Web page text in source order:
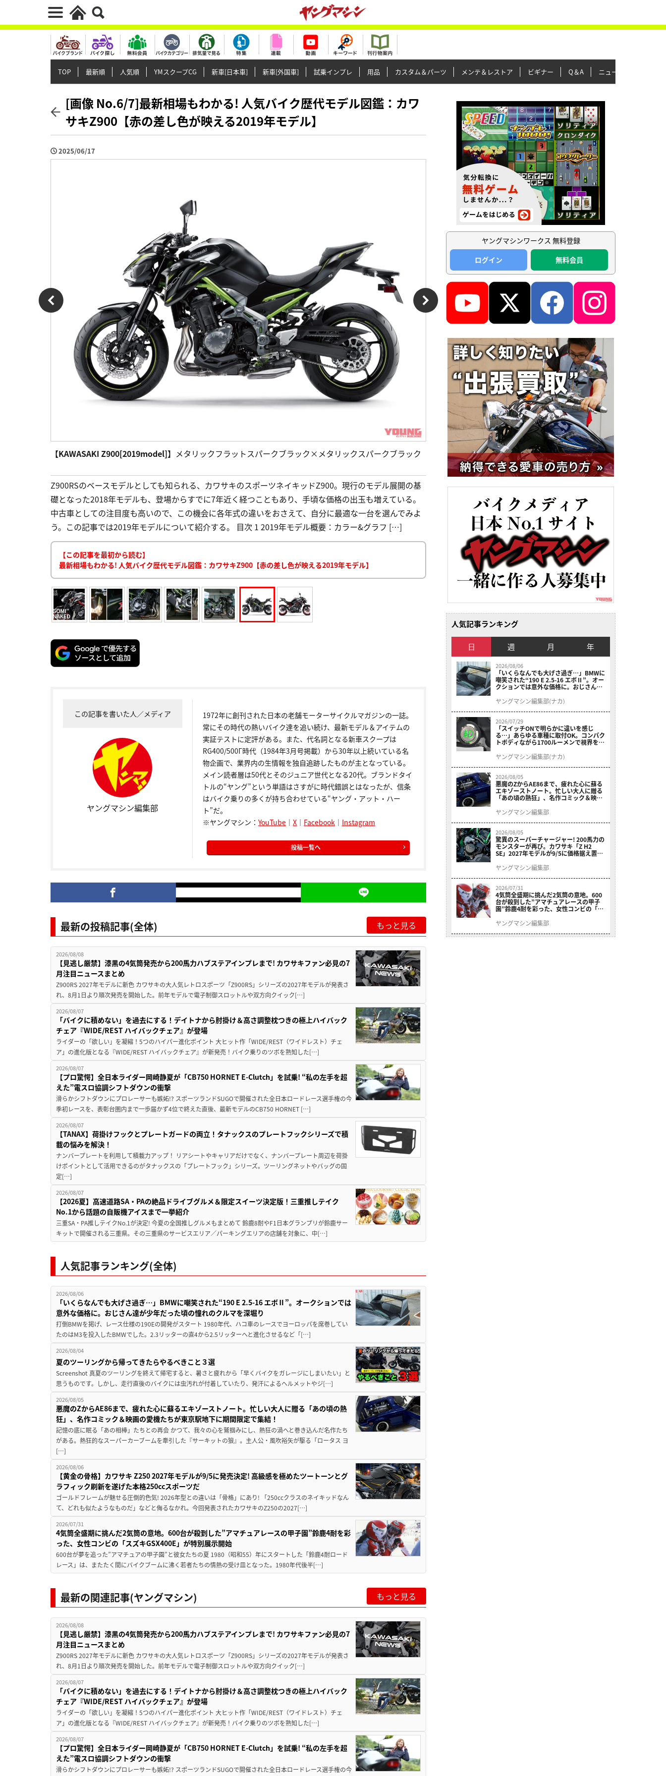
TOP 最新順 人気順 YMスクープCG 新車[日本車] 新車[外国車] 試乗インプレ 用品 カスタム＆パーツ メンテ＆レストア ビギナー Q＆A ニュース＆トピックス
[画像 No.6/7]最新相場もわかる! 人気バイク歴代モデル図鑑：カワ
サキZ900【赤の差し色が映える2019年モデル】
2025/06/17
【KAWASAKI Z900[2019model]】 メタリックフラットスパークブラック×メタリックスパークブラック
Z900RSのベースモデルとしても知られる、カワサキのスポーツネイキッドZ900。現行のモデル展開の基
礎となった2018年モデルも、登場からすでに7年近く経つこともあり、手頃な価格の出玉も増えている。
中古車としての注目度も高いので、この機会に各年式の違いをおさえて、自分に最適な一台を選んでみよ
う。この記事では2019年モデルについて紹介する。 目次 1 2019年モデル概要：カラー&グラフ […]
【この記事を最初から読む】
最新相場もわかる! 人気バイク歴代モデル図鑑：カワサキZ900【赤の差し色が映える2019年モデル】
この記事を書いた人／メディア
ヤングマシン編集部
1972年に創刊された日本の老舗モーターサイクルマガジンの一誌。
常にその時代の熱いバイク達を追い続け、最新モデル＆アイテムの
実証テストに定評がある。また、代名詞となる新車スクープは
RG400/500Γ時代（1984年3月号掲載）から30年以上続いている名
物企画で、業界内の生情報を独自追跡したものが主となっている。
メイン読者層は50代とそのジュニア世代となる20代。ブランドタイ
トルの“ヤング”という単語はさすがに時代錯誤とはなったが、信条
はバイク乗りの多くが持ち合わせている“ヤング・アット・ハー
ト”だ。
※ヤングマシン： YouTube｜ X｜ Facebook｜ Instagram
投稿一覧へ
最新の投稿記事(全体) もっと見る
2026/08/08
【見逃し厳禁】漆黒の4気筒発売から200馬力ハブステアインプレまで! カワサキファン必見の7
月注目ニュースまとめ
Z900RS 2027年モデルに新色 カワサキの大人気レトロスポーツ「Z900RS」シリーズの2027年モデルが発表さ
れ、8月1日より順次発売を開始した。前年モデルで電子制御スロットルや双方向クイック[…]
2026/08/07
「バイクに積めない」を過去にする！デイトナから肘掛け＆高さ調整枕つきの極上ハイバック
チェア『WIDE/REST ハイバックチェア』が登場
ライダーの「欲しい」を凝縮！5つのハイパー進化ポイント 大ヒット作「WIDE/REST（ワイドレスト）チェ
ア」の進化版となる『WIDE/REST ハイバックチェア』が新発売！バイク乗りのツボを熟知した[…]
2026/08/07
【プロ驚愕】全日本ライダー岡崎静夏が「CB750 HORNET E-Clutch」を試乗! “私の左手を超
えた”電スロ協調シフトダウンの衝撃
滑らかシフトダウンにプロレーサーも嫉妬!? スポーツランドSUGOで開催された全日本ロードレース選手権の今
季初レースを、表彰台圏内まで一歩届かず4位で終えた直後、最新モデルのCB750 HORNET […]
2026/08/07
【TANAX】荷掛けフックとプレートガードの両立！タナックスのプレートフックシリーズで積
載の悩みを解決！
ナンバープレートを利用して積載力アップ！ リアシートやキャリアだけでなく、ナンバープレート周辺を荷掛
けポイントとして活用できるのがタナックスの「プレートフック」シリーズ。ツーリングネットやバッグの固
定[…]
2026/08/07
【2026夏】高速道路SA・PAの絶品ドライブグルメ＆限定スイーツ決定版！三重推しテイク
No.1から話題の自販機アイスまで一挙紹介
三重SA・PA推しテイクNo.1が決定! 今夏の全国推しグルメもまとめて 鈴鹿8耐やF1日本グランプリが鈴鹿サー
キットで開催される三重県。その三重県のサービスエリア／パーキングエリアの店舗を対象に、中[…]
人気記事ランキング(全体)
2026/08/06
「いくらなんでも大げさ過ぎ…」BMWに嘲笑された“190 E 2.5-16 エボⅡ”。オークションでは
意外な価格に。おじさん達が少年だった頃の憧れのクルマを深堀り
打倒BMWを掲げ、レース仕様の190Eの開発がスタート 1980年代、ハコ車のレースでヨーロッパを席巻してい
たのはM3を投入したBMWでした。2.3リッターの直4から2.5リッターへと進化させるなど「[…]
2026/08/04
夏のツーリングから帰ってきたらやるべきこと３選
Screenshot 真夏のツーリングを終えて帰宅すると、暑さと疲れから「早くバイクをガレージにしまいたい」と
思うものです。しかし、走行直後のバイクには虫汚れが付着していたり、発汗によるヘルメットやジ[…]
2026/08/05
悪魔のZからAE86まで、疲れた心に蘇るエキゾーストノート。忙しい大人に贈る「あの頃の熱
狂」、名作コミック＆映画の愛機たちが東京駅地下に期間限定で集結！
記憶の底に眠る「あの相棒」たちとの再会 かつて、我々の心を鷲掴みにし、熱狂の渦へと巻き込んだ名作たち
がある。熱狂的なスーパーカーブームを牽引した『サーキットの狼』。主人公・風吹裕矢が駆る「ロータス ヨ
[…]
2026/08/06
【黄金の骨格】カワサキ Z250 2027年モデルが9/5に発売決定! 高級感を極めたツートーンとグ
ラフィック刷新を遂げた本格250ccスポーツだ
ゴールドフレームが魅せる圧倒的色気! 2026年型との違いは「骨格」にあり! 「250ccクラスのネイキッドなん
て、どれも似たようなものだ」などと侮るなかれ。今回発表されたカワサキのZ250の2027[…]
2026/07/31
4気筒全盛期に挑んだ2気筒の意地。600台が殺到した”アマチュアレースの甲子園”鈴鹿4耐を彩
った、女性コンビの「スズキGSX400E」が特別展示開始
600台が夢を追った”アマチュアの甲子園”と彼女たちの夏 1980（昭和55）年にスタートした「鈴鹿4耐ロード
レース」は、またたく間にバイクブームに沸く若者たちの情熱の受け皿となった。1980年代後半[…]
最新の関連記事(ヤングマシン) もっと見る
2026/08/08
【見逃し厳禁】漆黒の4気筒発売から200馬力ハブステアインプレまで! カワサキファン必見の7
月注目ニュースまとめ
Z900RS 2027年モデルに新色 カワサキの大人気レトロスポーツ「Z900RS」シリーズの2027年モデルが発表さ
れ、8月1日より順次発売を開始した。前年モデルで電子制御スロットルや双方向クイック[…]
2026/08/07
「バイクに積めない」を過去にする！デイトナから肘掛け＆高さ調整枕つきの極上ハイバック
チェア『WIDE/REST ハイバックチェア』が登場
ライダーの「欲しい」を凝縮！5つのハイパー進化ポイント 大ヒット作「WIDE/REST（ワイドレスト）チェ
ア」の進化版となる『WIDE/REST ハイバックチェア』が新発売！バイク乗りのツボを熟知した[…]
2026/08/07
【プロ驚愕】全日本ライダー岡崎静夏が「CB750 HORNET E-Clutch」を試乗! “私の左手を超
えた”電スロ協調シフトダウンの衝撃
滑らかシフトダウンにプロレーサーも嫉妬!? スポーツランドSUGOで開催された全日本ロードレース選手権の今
ヤングマシンワークス 無料登録
ログイン
無料会員
人気記事ランキング
日 週 月 年
2026/08/06
「いくらなんでも大げさ過ぎ…」BMWに
嘲笑された“190 E 2.5-16 エボⅡ”。オー
クションでは意外な価格に。おじさん達
ヤングマシン編集部(ナカ)
2026/07/29
「スイッチONで明らかに違いを感じ
る…」あらゆる車種に取付OK。コンパク
トボディながら1700ルーメンで視界を確
ニット プレシャスレイ スモール］
ヤングマシン編集部(ナカ)
2026/08/05
悪魔のZからAE86まで、疲れた心に蘇る
エキゾーストノート。忙しい大人に贈る
「あの頃の熱狂」、名作コミック＆映画
結！
ヤングマシン編集部
2026/08/05
驚異のスーパーチャージャー! 200馬力の
モンスターが再び。カワサキ「Z H2
SE」2027年モデルが9/5に価格据え置き
ヤングマシン編集部
2026/07/31
4気筒全盛期に挑んだ2気筒の意地。600
台が殺到した”アマチュアレースの甲子
園”鈴鹿4耐を彩った、女性コンビの「ス
ヤングマシン編集部